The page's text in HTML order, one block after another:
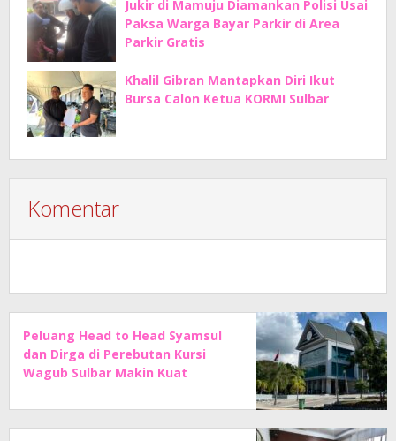
Jukir di Mamuju Diamankan Polisi Usai
Paksa Warga Bayar Parkir di Area
Parkir Gratis
Khalil Gibran Mantapkan Diri Ikut
Bursa Calon Ketua KORMI Sulbar
Komentar
Peluang Head to Head Syamsul
dan Dirga di Perebutan Kursi
Wagub Sulbar Makin Kuat